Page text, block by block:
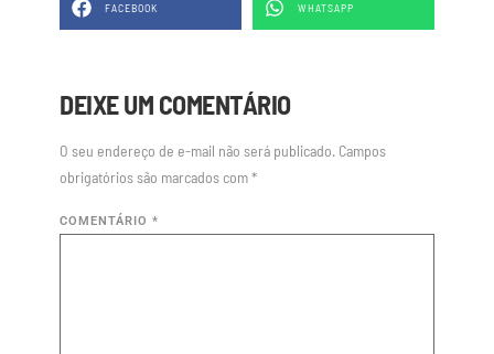
FACEBOOK WHATSAPP
DEIXE UM COMENTÁRIO
O seu endereço de e-mail não será publicado. Campos
obrigatórios são marcados com*
COMENTÁRIO *